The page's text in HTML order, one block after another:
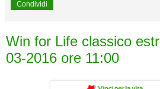
Condividi
Win for Life classico
03-2016 ore 11:00